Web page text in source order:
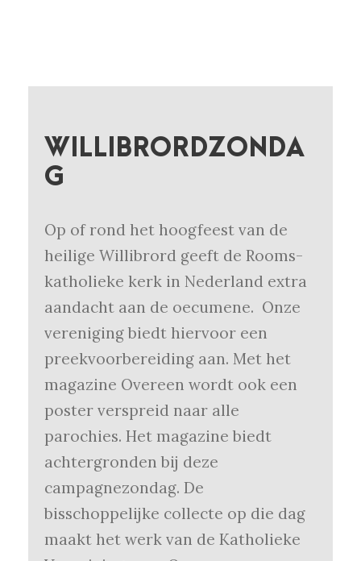
WILLIBRORDZONDA
G
Op of rond het hoogfeest van de
heilige Willibrord geeft de Rooms-
katholieke kerk in Nederland extra
aandacht aan de oecumene. Onze
vereniging biedt hiervoor een
preekvoorbereiding aan. Met het
magazine Overeen wordt ook een
poster verspreid naar alle
parochies. Het magazine biedt
achtergronden bij deze
campagnezondag. De
bisschoppelijke collecte op die dag
maakt het werk van de Katholieke